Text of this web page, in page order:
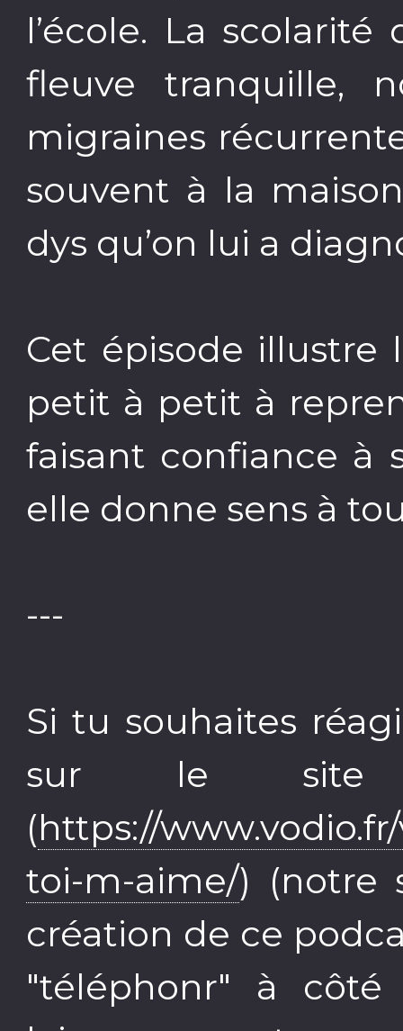
l’école. La scolarité
fleuve tranquille,
migraines
souvent à la
dys qu’on lui a
Cet épisode illustre
petit à petit à
faisant confiance à
elle donne sens à
---
Si tu souhaites
sur le site
(https://
toi-m-aime/) (notre
création de ce
"téléphonr" à